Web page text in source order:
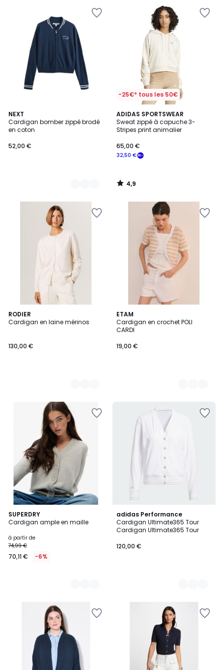
NEXT
Cardigan bomber zippé brodé
en coton
52,00 €
2
Couleurs
-25€* tous les 50€
ADIDAS SPORTSWEAR
Sweat zippé à capuche 3-
Stripes print animalier
32,50 €
65,00 €
4,9
/ 5
4,9
/
RODIER
Cardigan en laine mérinos
130,00 €
5
Couleurs
ETAM
Cardigan en crochet POLI
CARDI
19,00 €
2
Couleurs
SUPERDRY
Cardigan ample en maille
à partir de
74,99 €
70,11 € -6%
3
Couleurs
adidas Performance
Cardigan Ultimate365 Tour
Cardigan Ultimate365 Tour
120,00 €
2
Couleurs